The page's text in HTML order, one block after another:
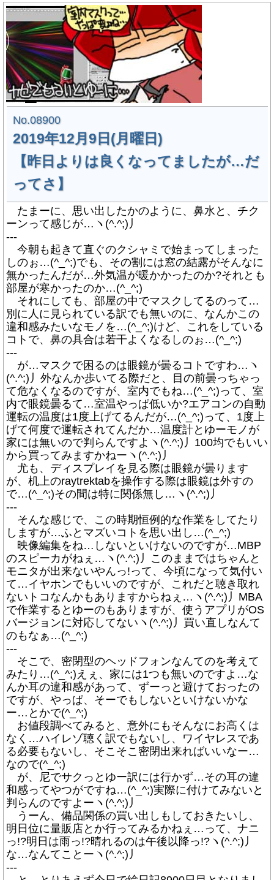
No.08900
2019年12月9日(月曜日)
【昨日よりは良くなってましたが…だ
ってさ】
たまーに、思い出したかのように、鼻水と、チク
ーンって感じが…ヽ(^.^;)丿
---
今朝も起きて直ぐのクシャミで始まってしまった
しのぉ…(^_^;)でも、その割には窓の結露がそんなに
無かったんだが…外気温が暖かかったのか?それとも
部屋が寒かったのか…(^_^;)
それにしても、部屋の中でマスクしてるのって…
別に人に見られている訳でも無いのに、なんかこの
違和感みたいなモノを…(^_^;)けど、これをしている
コトで、鼻の具合は若干よくなるしのぉ…(^_^;)
---
が…マスクで困るのは眼鏡が曇るコトですわ…ヽ
(^.^;)丿外なんか歩いてる際だと、目の前曇っちゃっ
て危なくなるのですが、室内でもね…(^_^;)って、室
内で眼鏡曇るて…室温やっぱ低いか?エアコンの自動
運転の温度は1度上げてるんだが…(^_^;)って、1度上
げて何度で運転されてんだか…温度計とゆーモノが
家には無いので判らんですよヽ(^.^;)丿100均でもいい
から買ってみますかねーヽ(^.^;)丿
尤も、ディスプレイを見る際は眼鏡が曇ります
が、机上のraytrektabを操作する際は眼鏡は外すの
で…(^_^;)その間は特に関係無し…ヽ(^.^;)丿
---
そんな感じで、この時期恒例的な作業をしてたり
しますが…ふとマズいコトを思い出し…(^_^;)
映像編集をね…しないといけないのですが…MBP
のスピーカがねぇ…ヽ(^.^;)丿このままではちゃんと
モニタが出来ないやんっ!って、今頃になって気付い
て…イヤホンでもいいのですが、これだと聴き取れ
ないトコなんかもありますからねぇ…ヽ(^.^;)丿MBA
で作業するとゆーのもありますが、使うアプリがOS
バージョンに対応してないヽ(^.^;)丿買い直しなんて
のもなぁ…(^_^;)
---
そこで、密閉型のヘッドフォンなんてのを考えて
みたり…(^_^;)えぇ、家には1つも無いのですよ…な
んか耳の違和感があって、ずーっと避けておったの
ですが、やっぱ、そーでもしないといけないかな
ー…とかで(^_^;)
お値段調べてみると、意外にもそんなにお高くは
なく…ハイレゾ聴く訳でもないし、ワイヤレスであ
る必要もないし、そこそこ密閉出来ればいいなー…
なので(^_^;)
が、尼でサクっとゆー訳には行かず…その耳の違
和感ってやつがですね…(^_^;)実際に付けてみないと
判らんのですよーヽ(^.^;)丿
うーん、備品関係の買い出しもしておきたいし、
明日位に量販店とか行ってみるかねぇ…って、ナニ
っ!?明日は雨っ!?晴れるのは午後以降っ!?ヽ(^.^;)丿
な…なんてことーヽ(^.^;)丿
---